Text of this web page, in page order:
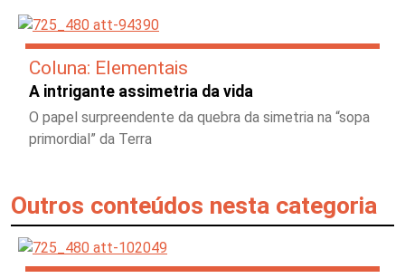
Coluna: Elementais
A intrigante assimetria da vida
O papel surpreendente da quebra da simetria na “sopa
primordial” da Terra
Outros conteúdos nesta categoria